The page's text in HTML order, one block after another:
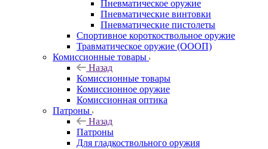
Пневматическое оружие
Пневматические винтовки
Пневматические пистолеты
Спортивное короткоствольное оружие
Травматическое оружие (ОООП)
Комиссионные товары
Назад
Комиссионные товары
Комиссионное оружие
Комиссионная оптика
Патроны
Назад
Патроны
Для гладкоствольного оружия